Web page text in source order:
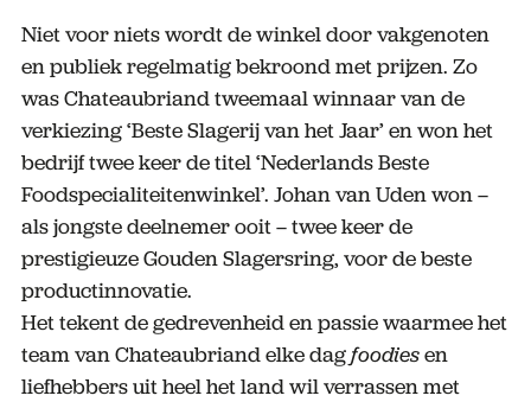
Niet voor niets wordt de winkel door vakgenoten
en publiek regelmatig bekroond met prijzen. Zo
was Chateaubriand tweemaal winnaar van de
verkiezing ‘Beste Slagerij van het Jaar’ en won het
bedrijf twee keer de titel ‘Nederlands Beste
Foodspecialiteitenwinkel’. Johan van Uden won –
als jongste deelnemer ooit – twee keer de
prestigieuze Gouden Slagersring, voor de beste
productinnovatie.
Het tekent de gedrevenheid en passie waarmee het
team van Chateaubriand elke dagfoodiesen
liefhebbers uit heel het land wil verrassen met